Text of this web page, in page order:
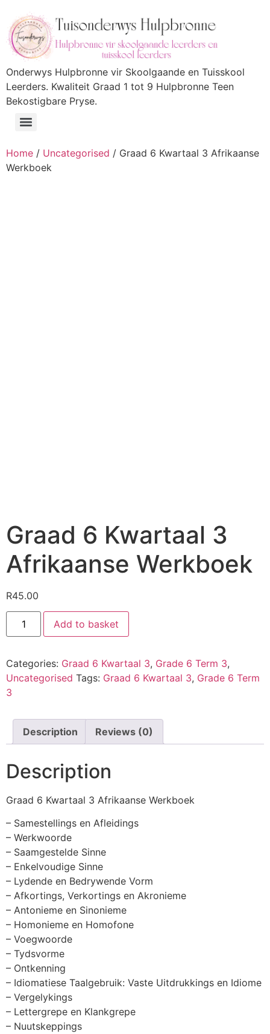
Onderwys Hulpbronne vir Skoolgaande en Tuisskool
Leerders. Kwaliteit Graad 1 tot 9 Hulpbronne Teen
Bekostigbare Pryse.
Home / Uncategorised / Graad 6 Kwartaal 3 Afrikaanse
Werkboek
Graad 6 Kwartaal 3
Afrikaanse Werkboek
R45.00
Add to basket
Categories: Graad 6 Kwartaal 3, Grade 6 Term 3,
Uncategorised Tags: Graad 6 Kwartaal 3, Grade 6 Term
3
Description Reviews (0)
Description
Graad 6 Kwartaal 3 Afrikaanse Werkboek
– Samestellings en Afleidings
– Werkwoorde
– Saamgestelde Sinne
– Enkelvoudige Sinne
– Lydende en Bedrywende Vorm
– Afkortings, Verkortings en Akronieme
– Antonieme en Sinonieme
– Homonieme en Homofone
– Voegwoorde
– Tydsvorme
– Ontkenning
– Idiomatiese Taalgebruik: Vaste Uitdrukkings en Idiome
– Vergelykings
– Lettergrepe en Klankgrepe
– Nuutskeppings